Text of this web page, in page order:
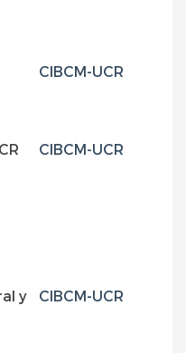
CIBCM-UCR
CIBCM-UCR
y
CIBCM-UCR